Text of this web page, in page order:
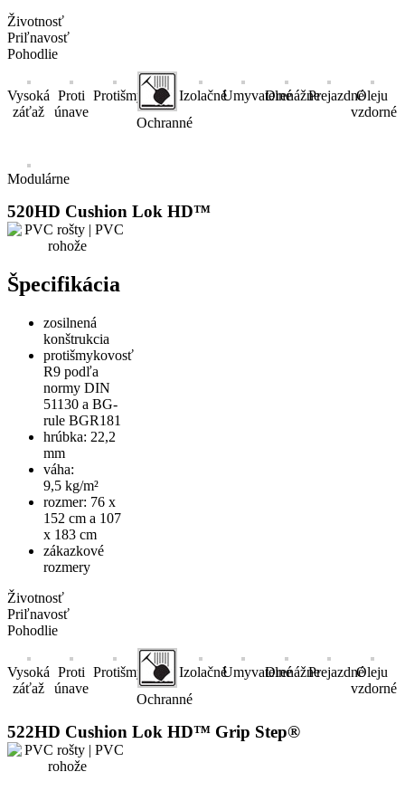
Životnosť
Priľnavosť
Pohodlie
Vysoká
záťaž
Proti
únave
Protišmykové
Ochranné
IzolačnéUmyvatelnéDrenážnePrejazdnéOleju
vzdorné
Modulárne
520HD Cushion Lok HD™
Špecifikácia
zosilnená
konštrukcia
protišmykovosť
R9 podľa
normy DIN
51130 a BG-
rule BGR181
hrúbka: 22,2
mm
váha:
9,5 kg/m²
rozmer: 76 x
152 cm a 107
x 183 cm
zákazkové
rozmery
Životnosť
Priľnavosť
Pohodlie
Vysoká
záťaž
Proti
únave
Protišmykové
Ochranné
IzolačnéUmyvatelnéDrenážnePrejazdnéOleju
vzdorné
522HD Cushion Lok HD™ Grip Step®